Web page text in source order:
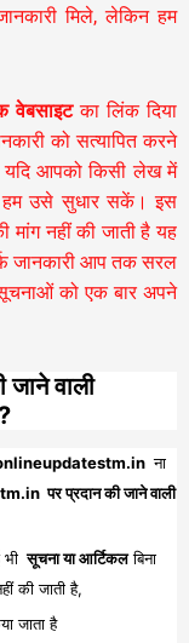
मिले, लेकिन हम
वेबसाइटका लिंक दिया
को सत्यापित करने
आपको किसी लेख में
हम उसे सुधार सकें। इस
मांग नहीं की जाती है यह
जानकारी आप तक सरल
सूचनाओं को एक बार अपने
वाली
ना
पर प्रदान की जाने वाली
सूचना या आर्टिकलबिना
की जाती है,
जाता है